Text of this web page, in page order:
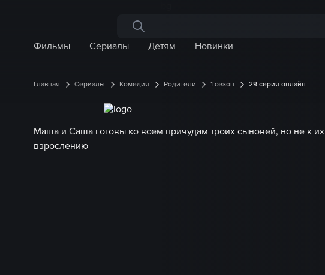
Поиск по сайту
Фильмы
Сериалы Детям Новинки
Главная Сериалы Комедия Родители 1 сезон 29 серия онлайн
Маша и Саша готовы ко всем причудам троих сыновей, но не к их
взрослению